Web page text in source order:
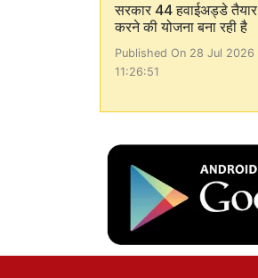
सरकार 44 हवाईअड्डे तैयार
करने की योजना बना रही है
Published On 28 Jul 2026
11:26:51